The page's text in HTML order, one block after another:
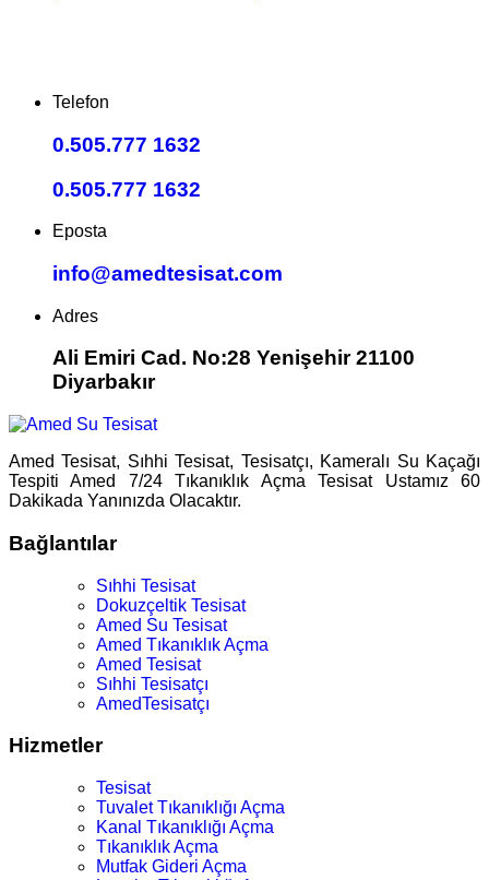
Telefon
0.505.777 1632
0.505.777 1632
Eposta
info@amedtesisat.com
Adres
Ali Emiri Cad. No:28 Yenişehir 21100
Diyarbakır
Amed Tesisat, Sıhhi Tesisat, Tesisatçı, Kameralı Su Kaçağı
Tespiti Amed 7/24 Tıkanıklık Açma Tesisat Ustamız 60
Dakikada Yanınızda Olacaktır.
Bağlantılar
Sıhhi Tesisat
Dokuzçeltik Tesisat
Amed Su Tesisat
Amed Tıkanıklık Açma
Amed Tesisat
Sıhhi Tesisatçı
AmedTesisatçı
Hizmetler
Tesisat
Tuvalet Tıkanıklığı Açma
Kanal Tıkanıklığı Açma
Tıkanıklık Açma
Mutfak Gideri Açma